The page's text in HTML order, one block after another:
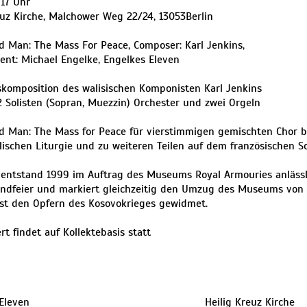
Kirche, Malchower Weg 22/24, 13053Berlin
Man: The Mass For Peace, Composer: Karl Jenkins,
Michael Engelke, Engelkes Eleven
des walisischen Komponisten Karl Jenkins
Solisten (Sopran, Muezzin) Orchester und zwei Orgeln
Man: The Mass for Peace für vierstimmigen gemischten Chor
Liturgie und zu weiteren Teilen auf dem französischen
entstand 1999 im Auftrag des Museums Royal Armouries
und markiert gleichzeitig den Umzug des Museums von
den Opfern des Kosovokrieges gewidmet.
findet auf Kollektebasis statt
Heilig Kreuz Kirche